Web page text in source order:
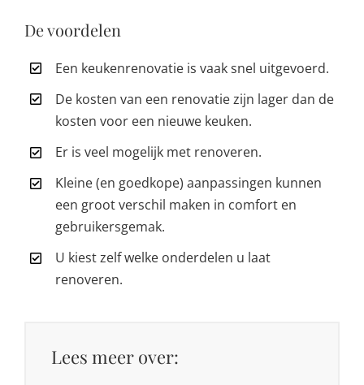
De voordelen
Een keukenrenovatie is vaak snel uitgevoerd.
De kosten van een renovatie zijn lager dan de
kosten voor een nieuwe keuken.
Er is veel mogelijk met renoveren.
Kleine (en goedkope) aanpassingen kunnen
een groot verschil maken in comfort en
gebruikersgemak.
U kiest zelf welke onderdelen u laat
renoveren.
Lees meer over: